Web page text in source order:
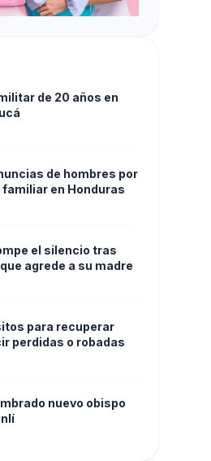
de 20 años en
de hombres por
en Honduras
el silencio tras
agrede a su madre
para recuperar
perdidas o robadas
nuevo obispo